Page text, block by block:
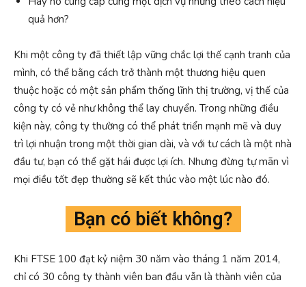
quả hơn?
Khi một công ty đã thiết lập vững chắc lợi thế cạnh tranh của
mình, có thể bằng cách trở thành một thương hiệu quen
thuộc hoặc có một sản phẩm thống lĩnh thị trường, vị thế của
công ty có vẻ như không thể lay chuyển. Trong những điều
kiện này, công ty thường có thể phát triển mạnh mẽ và duy
trì lợi nhuận trong một thời gian dài, và với tư cách là một nhà
đầu tư, bạn có thể gặt hái được lợi ích. Nhưng đừng tự mãn vì
mọi điều tốt đẹp thường sẽ kết thúc vào một lúc nào đó.
Bạn có biết không?
Khi FTSE 100 đạt kỷ niệm 30 năm vào tháng 1 năm 2014,
chỉ có 30 công ty thành viên ban đầu vẫn là thành viên của